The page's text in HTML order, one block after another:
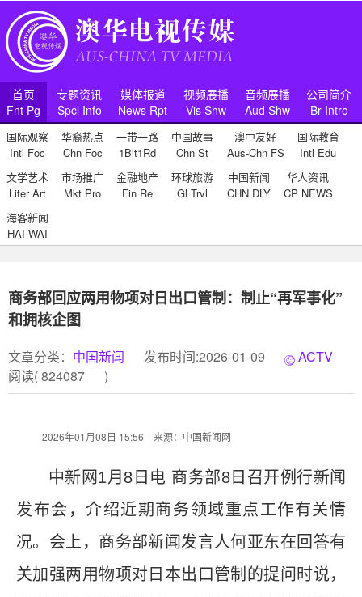
首页
Fnt Pg
专题资讯
Spcl Info
媒体报道
News Rpt
视频展播
Vis Shw
音频展播
Aud Shw
公司简介
Br Intro
国际观察
Intl Foc
华裔热点
Chn Foc
一带一路
1Blt1Rd
中国故事
Chn St
澳中友好
Aus-Chn FS
国际教育
Intl Edu
文学艺术
Liter Art
市场推广
Mkt Pro
金融地产
Fin Re
环球旅游
Gl Trvl
中国新闻
CHN DLY
华人资讯
CP NEWS
海客新闻
HAI WAI
商务部回应两用物项对日出口管制：制止“再军事化”
和拥核企图
文章分类： 中国新闻 发布时间:2026-01-09
ACTV
阅读(824087 )
2026年01月08日 15:56 来源：中国新闻网
中新网1月8日电 商务部8日召开例行新闻
发布会，介绍近期商务领域重点工作有关情
况。会上，商务部新闻发言人何亚东在回答有
关加强两用物项对日本出口管制的提问时说，